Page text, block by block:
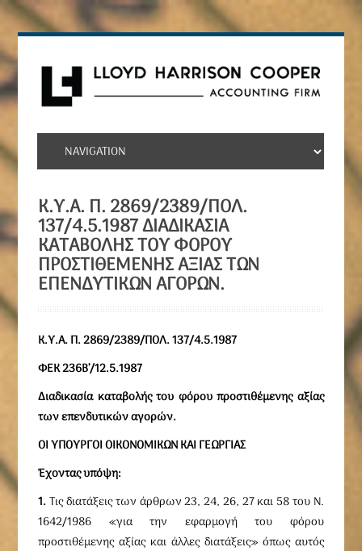
Κ.Υ.Α. Π. 2869/2389/ΠΟΛ.
137/4.5.1987 ΔΙΑΔΙΚΑΣΊΑ
ΚΑΤΑΒΟΛΉΣ ΤΟΥ ΦΌΡΟΥ
ΠΡΟΣΤΙΘΈΜΕΝΗΣ ΑΞΊΑΣ ΤΩΝ
ΕΠΕΝΔΥΤΙΚΏΝ ΑΓΟΡΏΝ.
Κ.Υ.Α. Π. 2869/2389/ΠΟΛ. 137/4.5.1987
ΦΕΚ 236Β’/12.5.1987
Διαδικασία καταβολής του φόρου προστιθέμενης αξίας
των επενδυτικών αγορών.
ΟΙ ΥΠΟΥΡΓΟΙ ΟΙΚΟΝΟΜΙΚΩΝ ΚΑΙ ΓΕΩΡΓΙΑΣ
Έχοντας υπόψη:
1.Τις διατάξεις των άρθρων 23, 24, 26, 27 και 58 του Ν.
1642/1986 «για την εφαρμογή του φόρου
προστιθέμενης αξίας και άλλες διατάξεις» όπως αυτός